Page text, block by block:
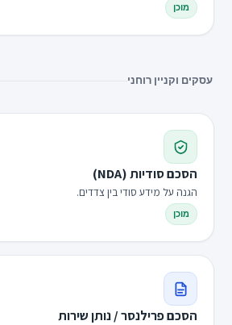
מוכן
עסקים וקניין רוחני
הסכם סודיות (NDA)
הגנה על מידע סודי בין צדדים.
מוכן
הסכם פרילנסר / נותן שירות